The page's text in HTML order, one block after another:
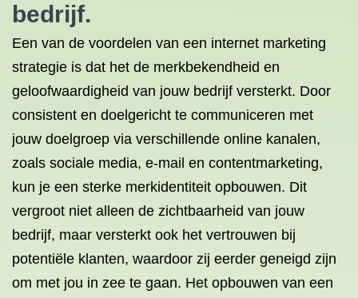
bedrijf.
Een van de voordelen van een internet marketing
strategie is dat het de merkbekendheid en
geloofwaardigheid van jouw bedrijf versterkt. Door
consistent en doelgericht te communiceren met
jouw doelgroep via verschillende online kanalen,
zoals sociale media, e-mail en contentmarketing,
kun je een sterke merkidentiteit opbouwen. Dit
vergroot niet alleen de zichtbaarheid van jouw
bedrijf, maar versterkt ook het vertrouwen bij
potentiële klanten, waardoor zij eerder geneigd zijn
om met jou in zee te gaan. Het opbouwen van een